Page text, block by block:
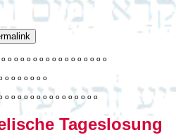
o o o o o o o o o o o o o o o o o
o o o o o o o
o o o o o o o o o o o o o o o
Tageslosung